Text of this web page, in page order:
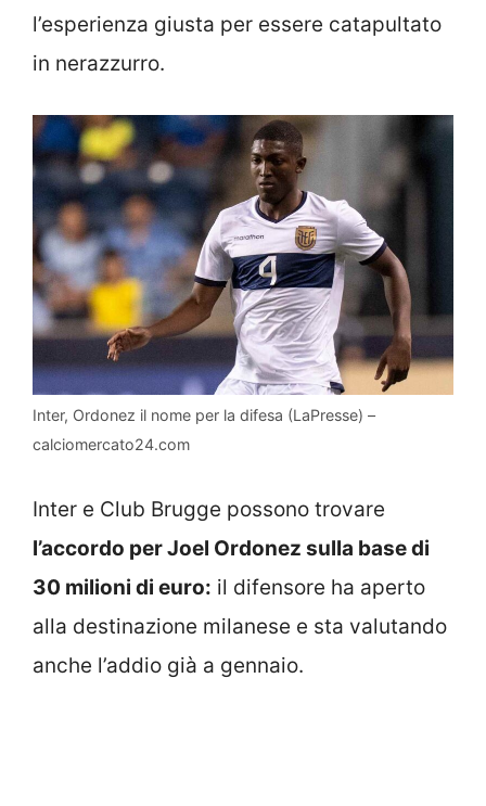
l’esperienza giusta per essere catapultato
in nerazzurro.
Inter, Ordonez il nome per la difesa (LaPresse) –
calciomercato24.com
Inter e Club Brugge possono trovare
l’accordo per Joel Ordonez sulla base di
30 milioni di euro: il difensore ha aperto
alla destinazione milanese e sta valutando
anche l’addio già a gennaio.